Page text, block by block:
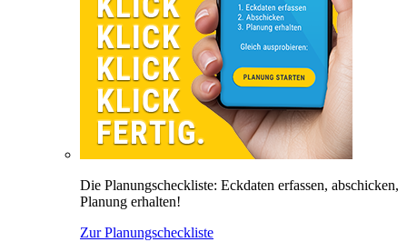
Die Planungscheckliste: Eckdaten erfassen, abschicken,
Planung erhalten!
Zur Planungscheckliste